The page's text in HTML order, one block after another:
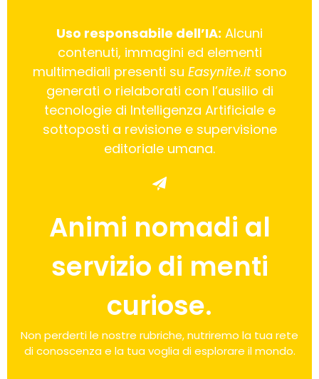
Uso responsabile dell’IA: Alcuni
contenuti, immagini ed elementi
multimediali presenti su Easynite.itsono
generati o rielaborati con l’ausilio di
tecnologie di Intelligenza Artificiale e
sottoposti a revisione e supervisione
editoriale umana.
Animi nomadi al
servizio di menti
curiose.
Non perderti le nostre rubriche, nutriremo la tua rete
di conoscenza e la tua voglia di esplorare il mondo.